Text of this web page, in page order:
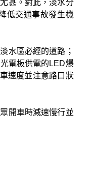
甚。對此，淡水分
低交通事故發生機
水區必經的道路；
電板供電的LED爆
速度並注意路口狀
開車時減速慢行並